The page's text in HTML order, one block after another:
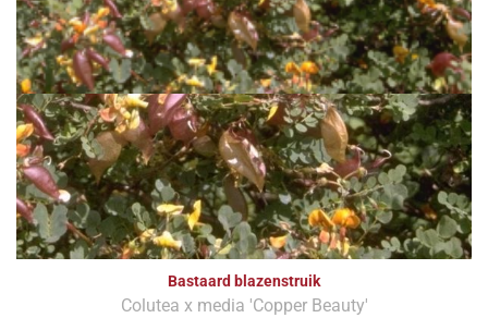
Bastaard blazenstruik
Colutea x media 'Copper Beauty'